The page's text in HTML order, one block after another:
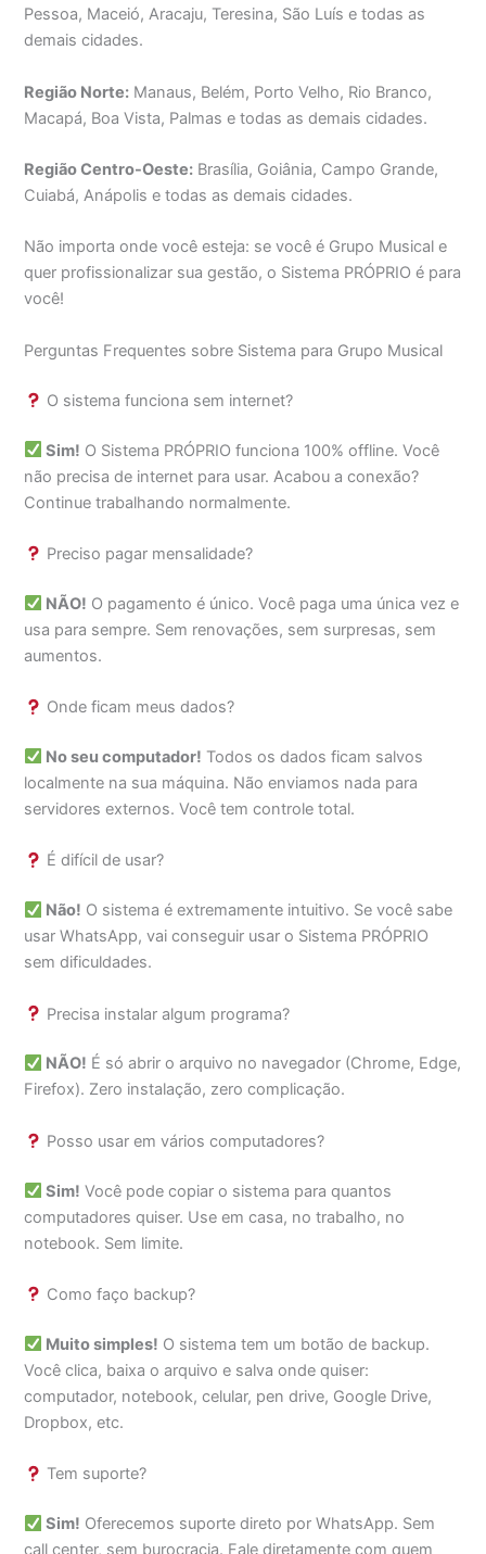
Pessoa, Maceió, Aracaju, Teresina, São Luís e todas as
demais cidades.
Região Norte: Manaus, Belém, Porto Velho, Rio Branco,
Macapá, Boa Vista, Palmas e todas as demais cidades.
Região Centro-Oeste: Brasília, Goiânia, Campo Grande,
Cuiabá, Anápolis e todas as demais cidades.
Não importa onde você esteja: se você é Grupo Musical e
quer profissionalizar sua gestão, o Sistema PRÓPRIO é para
você!
Perguntas Frequentes sobre Sistema para Grupo Musical
O sistema funciona sem internet?
Sim! O Sistema PRÓPRIO funciona 100% offline. Você
não precisa de internet para usar. Acabou a conexão?
Continue trabalhando normalmente.
Preciso pagar mensalidade?
NÃO! O pagamento é único. Você paga uma única vez e
usa para sempre. Sem renovações, sem surpresas, sem
aumentos.
Onde ficam meus dados?
No seu computador! Todos os dados ficam salvos
localmente na sua máquina. Não enviamos nada para
servidores externos. Você tem controle total.
É difícil de usar?
Não! O sistema é extremamente intuitivo. Se você sabe
usar WhatsApp, vai conseguir usar o Sistema PRÓPRIO
sem dificuldades.
Precisa instalar algum programa?
NÃO! É só abrir o arquivo no navegador (Chrome, Edge,
Firefox). Zero instalação, zero complicação.
Posso usar em vários computadores?
Sim! Você pode copiar o sistema para quantos
computadores quiser. Use em casa, no trabalho, no
notebook. Sem limite.
Como faço backup?
Muito simples! O sistema tem um botão de backup.
Você clica, baixa o arquivo e salva onde quiser:
computador, notebook, celular, pen drive, Google Drive,
Dropbox, etc.
Tem suporte?
Sim! Oferecemos suporte direto por WhatsApp. Sem
call center, sem burocracia. Fale diretamente com quem